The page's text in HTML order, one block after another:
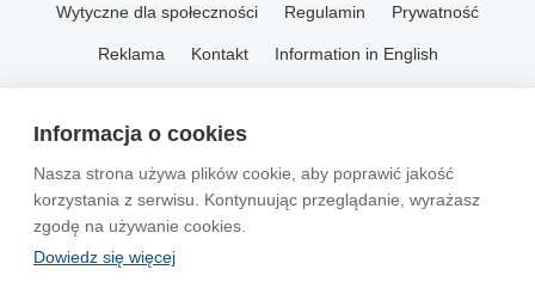
Informacja o cookies
Nasza strona używa plików cookie, aby poprawić jakość
korzystania z serwisu. Kontynuując przeglądanie, wyrażasz
zgodę na używanie cookies.
Dowiedz się więcej
Wytyczne dla społeczności Regulamin Prywatność
Reklama Kontakt Information in English